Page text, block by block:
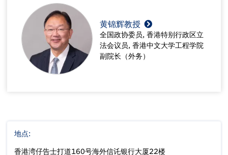
黄锦辉教授
全国政协委员, 香港特别行政区立
法会议员, 香港中文大学工程学院
副院长（外务）
地点:
香港湾仔告士打道160号海外信讬银行大厦22楼